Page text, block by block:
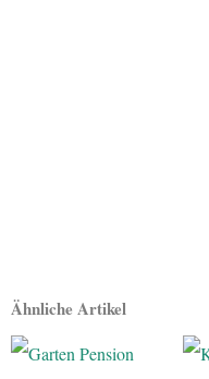
Ähnliche Artikel